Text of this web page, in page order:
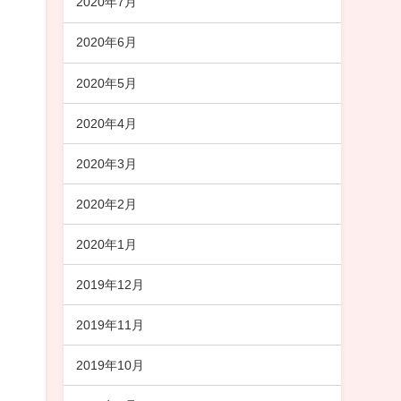
2020年6月
2020年5月
2020年4月
2020年3月
2020年2月
2020年1月
2019年12月
2019年11月
2019年10月